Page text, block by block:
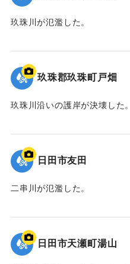
玖珠川が氾濫した。
2020/7/6｜固有コード:01215082
玖珠郡玖珠町戸畑
玖珠川沿いの護岸が決壊した。
2020/7/6｜固有コード:01215081
日田市友田
二串川が氾濫した。
2020/7/6｜固有コード:01215080
日田市天瀬町湯山